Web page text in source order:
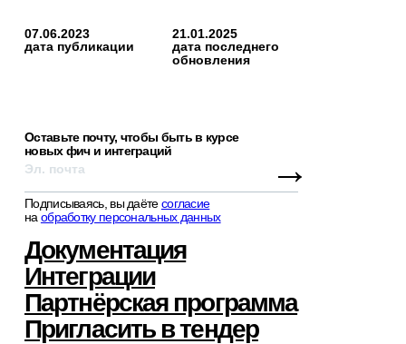
07.06.2023
дата публикации
21.01.2025
дата последнего
обновления
Оставьте почту, чтобы быть в курсе
новых фич и интеграций
Подписываясь, вы даётесогласие
на обработку персональных данных
Интеграции
Документация
Партнёрская программа
Пригласить в тендер
→